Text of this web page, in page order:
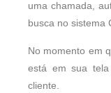
uma chamada,
busca no sistema
No momento em
está em sua
cliente.